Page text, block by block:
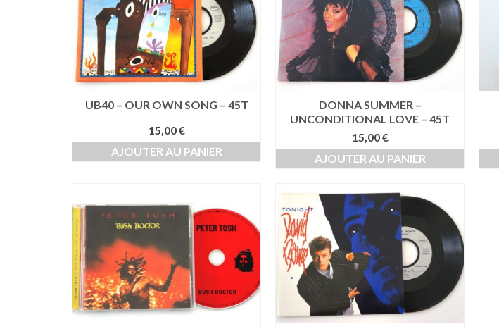
UB40 – OUR OWN SONG – 45T
15,00€
AJOUTER AU PANIER
DONNA SUMMER –
UNCONDITIONAL LOVE – 45T
15,00€
AJOUTER AU PANIER